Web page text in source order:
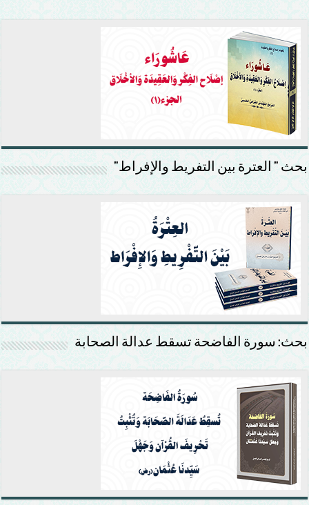
بحث ” العترة بين التفريط والإفراط”
بحث: سورة الفاضحة تسقط عدالة الصحابة